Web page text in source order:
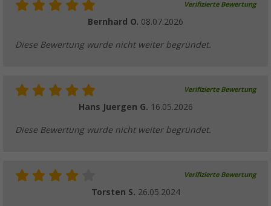
Verifizierte Bewertung
Bernhard O. 08.07.2026
Diese Bewertung wurde nicht weiter begründet.
Verifizierte Bewertung
Hans Juergen G. 16.05.2026
Diese Bewertung wurde nicht weiter begründet.
Verifizierte Bewertung
Torsten S. 26.05.2024